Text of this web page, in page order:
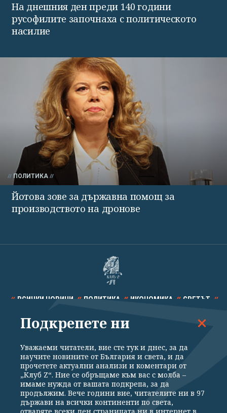
На днешния ден преди 140 години
русофилите започнаха с политическото
насилие
ПОЛИТИКА
Йотова зове за държавна помощ за
производството на дронове
ВСИЧКИ НОВИНИ ПОЛИТИКА ИКОНОМИКА СВЕТЪТ
СПОРТ КУЛТУРА ТЕХНОЛОГИИ КАЛЕЙДОСКОП
Общи условия
Политика за поверителност
Подкрепете ни
Уважаеми читатели, вие сте тук и днес, за да
научите новините от България и света, и да
прочетете актуални анализи и коментари от
„Клуб Z“. Ние се обръщаме към вас с молба –
имаме нужда от вашата подкрепа, за да
продължим. Вече години вие, читателите ни в 97
държави на всички континенти по света,